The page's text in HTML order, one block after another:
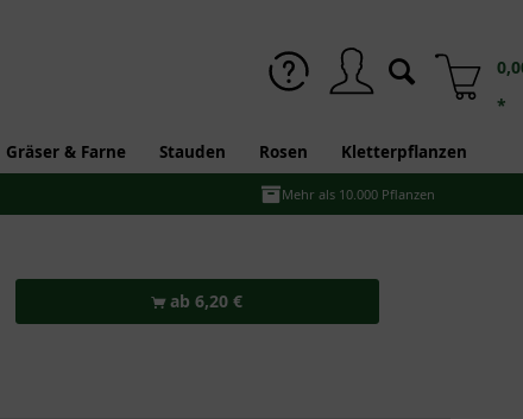
*
Gräser & Farne Stauden Rosen Kletterpflanzen
Mehr als 10.000 Pflanzen
ab 6,20 €